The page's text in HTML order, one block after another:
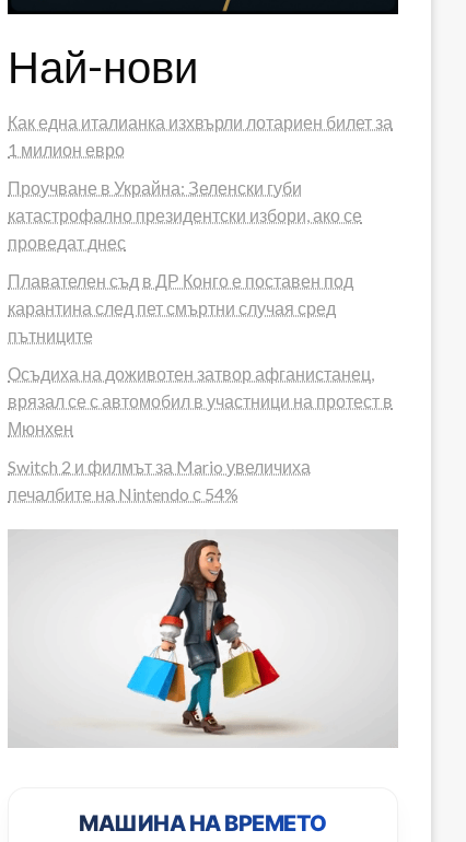
Най-нови
Как една италианка изхвърли лотариен билет за
1 милион евро
Проучване в Украйна: Зеленски губи
катастрофално президентски избори, ако се
проведат днес
Плавателен съд в ДР Конго е поставен под
карантина след пет смъртни случая сред
пътниците
Осъдиха на доживотен затвор афганистанец,
врязал се с автомобил в участници на протест в
Мюнхен
Switch 2 и филмът за Mario увеличиха
печалбите на Nintendo с 54%
МАШИНА НА ВРЕМЕТО